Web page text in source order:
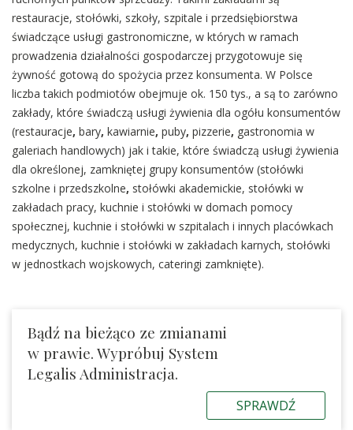
restauracje, stołówki, szkoły, szpitale i przedsiębiorstwa
świadczące usługi gastronomiczne, w których w ramach
prowadzenia działalności gospodarczej przygotowuje się
żywność gotową do spożycia przez konsumenta. W Polsce
liczba takich podmiotów obejmuje ok. 150 tys., a są to zarówno
zakłady, które świadczą usługi żywienia dla ogółu konsumentów
(restauracje, bary, kawiarnie, puby, pizzerie, gastronomia w
galeriach handlowych) jak i takie, które świadczą usługi żywienia
dla określonej, zamkniętej grupy konsumentów (stołówki
szkolne i przedszkolne, stołówki akademickie, stołówki w
zakładach pracy, kuchnie i stołówki w domach pomocy
społecznej, kuchnie i stołówki w szpitalach i innych placówkach
medycznych, kuchnie i stołówki w zakładach karnych, stołówki
w jednostkach wojskowych, cateringi zamknięte).
Bądź na bieżąco ze zmianami
w prawie. Wypróbuj System
Legalis Administracja.
SPRAWDŹ